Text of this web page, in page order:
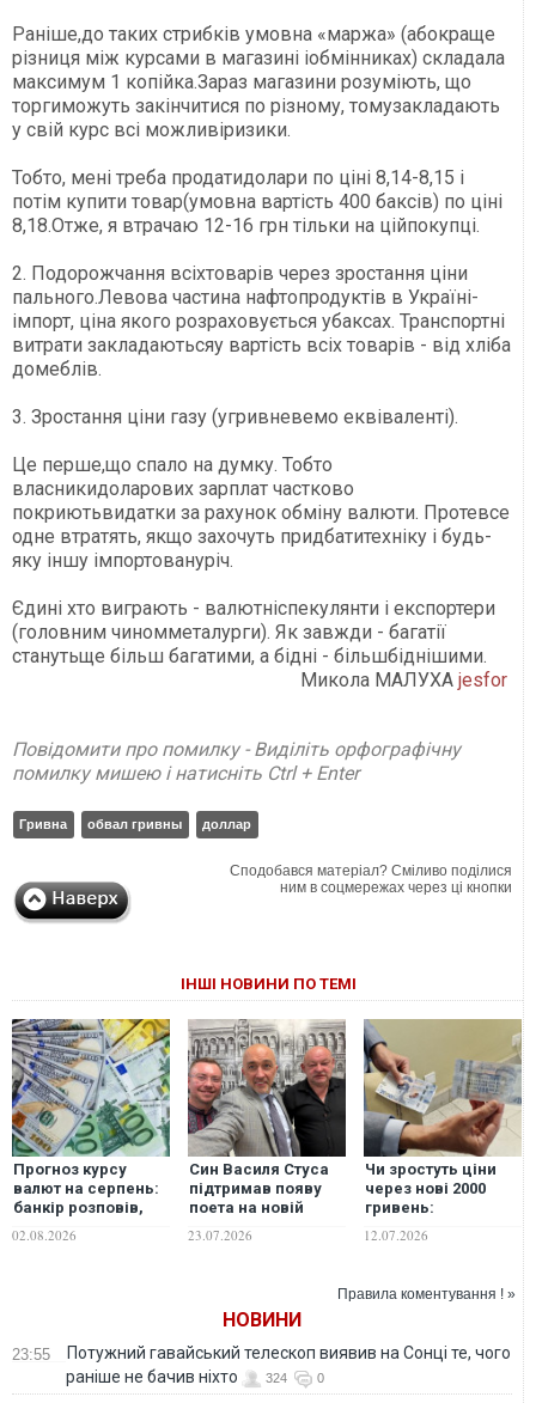
Раніше,до таких стрибків умовна «маржа» (абокраще
різниця між курсами в магазині іобмінниках) складала
максимум 1 копійка.Зараз магазини розуміють, що
торгиможуть закінчитися по різному, томузакладають
у свій курс всі можливіризики.
Тобто, мені треба продатидолари по ціні 8,14-8,15 і
потім купити товар(умовна вартість 400 баксів) по ціні
8,18.Отже, я втрачаю 12-16 грн тільки на ційпокупці.
2. Подорожчання всіхтоварів через зростання ціни
пального.Левова частина нафтопродуктів в Україні-
імпорт, ціна якого розраховується убаксах. Транспортні
витрати закладаютьсяу вартість всіх товарів - від хліба
домеблів.
3. Зростання ціни газу (угривневемо еквіваленті).
Це перше,що спало на думку. Тобто
власникидоларових зарплат частково
покриютьвидатки за рахунок обміну валюти. Протевсе
одне втратять, якщо захочуть придбатитехніку і будь-
яку іншу імпортовануріч.
Єдині хто виграють - валютніспекулянти і експортери
(головним чиномметалурги). Як завжди - багатії
станутьще більш багатими, а бідні - більшбіднішими.
Микола МАЛУХАjesfor
Повідомити про помилку - Виділіть орфографічну
помилку мишею і натисніть Ctrl + Enter
Гривна обвал гривны доллар
Сподобався матеріал? Сміливо поділися
ним в соцмережах через ці кнопки
ІНШІ НОВИНИ ПО ТЕМІ
Прогноз курсу
валют на серпень:
банкір розповів,
долара та євро
02.08.2026
Син Василя Стуса
підтримав появу
поета на новій
2000 гривень
23.07.2026
Чи зростуть ціни
через нові 2000
гривень:
НБУ
12.07.2026
Правила коментування ! »
НОВИНИ
23:55
Потужний гавайський телескоп виявив на Сонці те, чого
раніше не бачив ніхто
324 0